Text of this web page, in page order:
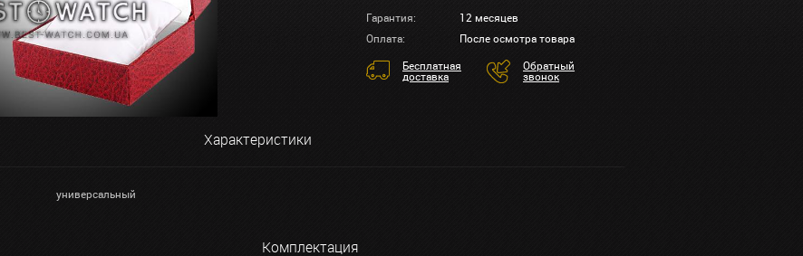
Гарантия:
12 месяцев
Оплата:
После осмотра товара
Бесплатная
доставка
Обратный
звонок
Характеристики
универсальный
Комплектация